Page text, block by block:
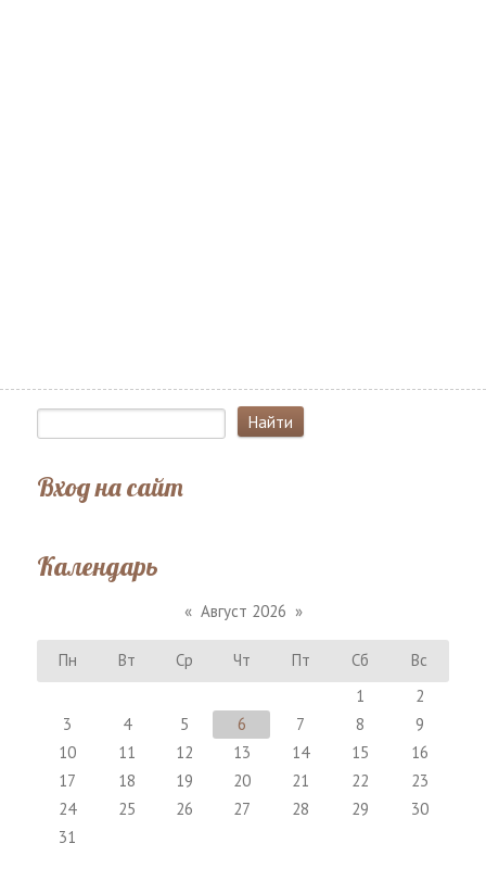
Вход на сайт
Календарь
« Август 2026 »
Пн Вт Ср Чт Пт Сб
Вс
1
2
3
4 5 6 7 8
9
10
11 12 13 14 15
16
17
18 19 20 21 22
23
24
25 26 27 28 29
30
31